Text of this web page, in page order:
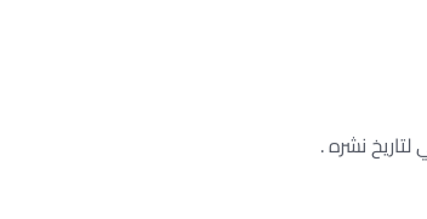
نشره .